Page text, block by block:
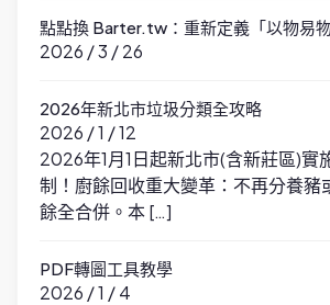
點點換 Barter.tw：重新定義「以物易
2026 / 3 / 26
2026年新北市垃圾分類全攻略
2026 / 1 / 12
2026年1月1日起新北市(含新莊區)實
制！廚餘回收重大變革：不再分養豬
餘全合併。本 […]
PDF轉圖工具教學
2026 / 1 / 4